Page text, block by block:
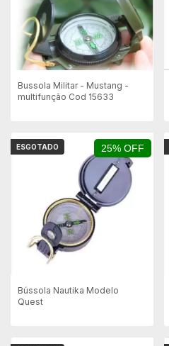
Bussola Militar - Mustang -
multifunção Cod 15633
25% OFF
ESGOTADO
Bússola Nautika Modelo
Quest